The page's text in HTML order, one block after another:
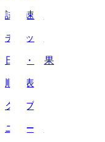
試合速報
チケット
日程・結果
順位表
クラブ
ニュース